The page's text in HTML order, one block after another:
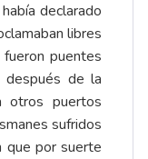
declarado
libres
puentes
después de la
otros puertos
sufridos
que por suerte